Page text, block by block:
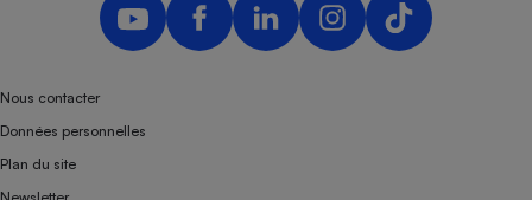
Nous contacter
Données personnelles
Plan du site